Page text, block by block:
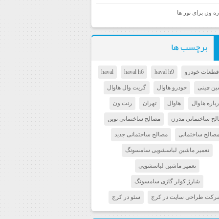
ون برای تور ها
برچسب ها
خودرو haval h9
haval h6
haval
چینی خودرو هاوال گریت وال هاوال
هاوال هاوال تهران رنت ون
ساختمانی مدرن مصالح ساختمانی نوین
مصالح ساختمانی مصالح ساختمانی جدید
تعمیر ماشین لباسشویی سامسونگ
تعمیر ماشین لباسشویی
شارژ کولر گازی سامسونگ
طراحی سایت در کرج سئو در کرج